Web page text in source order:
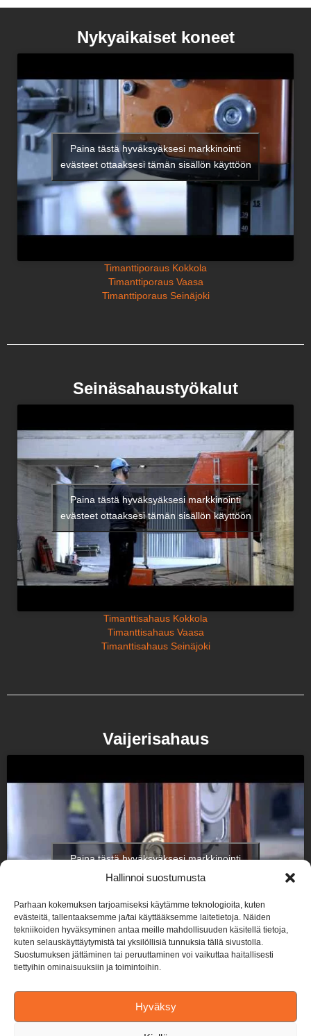
Hallinnoi suostumusta
Parhaan kokemuksen tarjoamiseksi käytämme teknologioita, kuten
evästeitä, tallentaaksemme ja/tai käyttääksemme laitetietoja. Näiden
tekniikoiden hyväksyminen antaa meille mahdollisuuden käsitellä tietoja,
kuten selauskäyttäytymistä tai yksilöllisiä tunnuksia tällä sivustolla.
Suostumuksen jättäminen tai peruuttaminen voi vaikuttaa haitallisesti
tiettyihin ominaisuuksiin ja toimintoihin.
Hyväksy
Nykyaikaiset koneet
Paina tästä hyväksyäksesi markkinointi
evästeet ottaaksesi tämän sisällön käyttöön
Timanttiporaus Kokkola
Timanttiporaus Vaasa
Timanttiporaus Seinäjoki
Seinäsahaustyökalut
Paina tästä hyväksyäksesi markkinointi
evästeet ottaaksesi tämän sisällön käyttöön
Timanttisahaus Kokkola
Timanttisahaus Vaasa
Timanttisahaus Seinäjoki
Vaijerisahaus
Paina tästä hyväksyäksesi markkinointi
evästeet ottaaksesi tämän sisällön käyttöön